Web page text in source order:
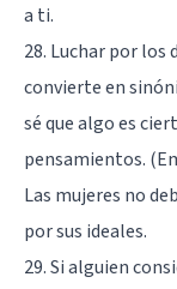
a ti.
28. Luchar por los
convierte en
sé que algo es
pensamientos.
Las mujeres no
por sus ideales.
29. Si alguien